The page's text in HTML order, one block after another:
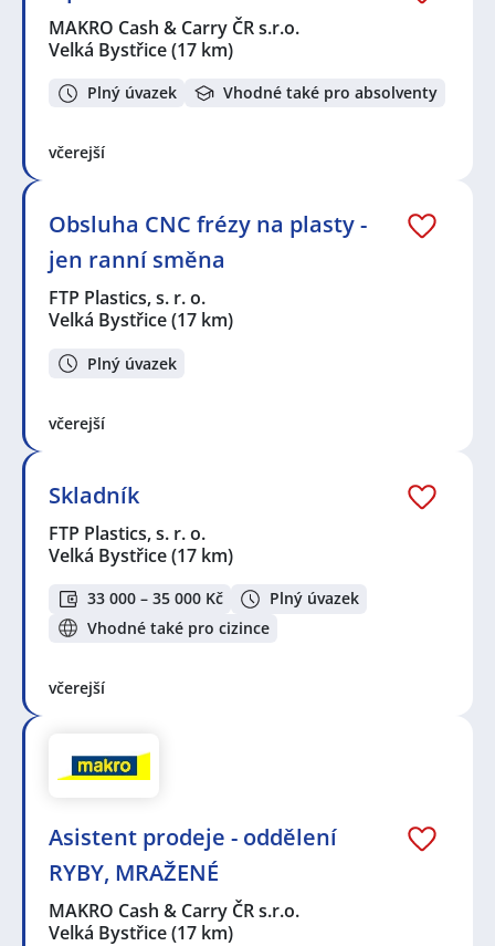
MAKRO Cash & Carry ČR s.r.o.
Velká Bystřice(17 km)
Plný úvazek Vhodné také pro absolventy
včerejší
Obsluha CNC frézy na plasty -
jen ranní směna
FTP Plastics, s. r. o.
Velká Bystřice(17 km)
Plný úvazek
včerejší
Skladník
FTP Plastics, s. r. o.
Velká Bystřice(17 km)
33 000 – 35 000 Kč
Plný úvazek
Vhodné také pro cizince
včerejší
Asistent prodeje - oddělení
RYBY, MRAŽENÉ
MAKRO Cash & Carry ČR s.r.o.
Velká Bystřice(17 km)